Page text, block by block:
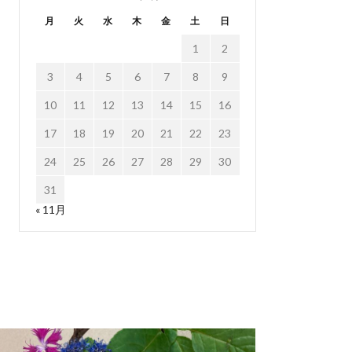
月 火 水 木 金 土 日
1 2
3 4 5 6 7 8 9
10 11 12 13 14 15 16
17 18 19 20 21 22 23
24 25 26 27 28 29 30
31
« 11月